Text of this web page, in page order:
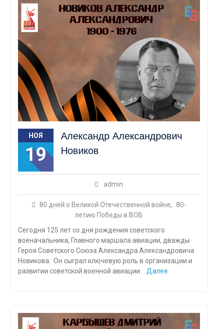
НОЯ
19
Александр Александрович
Новиков
admin
80 дней о Великой Отечественной войне,
80-
летию Победы в ВОВ
Сегодня 125 лет со дня рождения советского
военачальника, Главного маршала авиации, дважды
Героя Советского Союза Александра Александровича
Новикова. Он сыграл ключевую роль в организации и
развитии советской военной авиации
Далее